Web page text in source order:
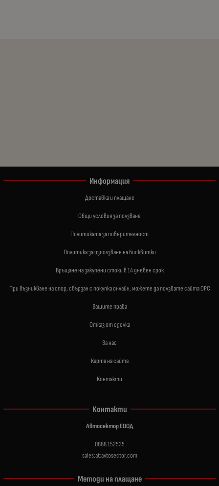
Информация
Доставка и плащане
Общи условия за ползване
Политиката за поверителност
Политика за използване на бисквитки
Връщане на закупени стоки в 14 дневен срок
При възникване на спор, свързан с покупка онлайн, можете да ползвате сайта ОРС
Вашите права
Отказ от сделка
За нас
Карта на сайта
Контакти
Контакти
Автосектор ЕООД
0888 152535
sales:at:avtosector.com
Методи на плащане